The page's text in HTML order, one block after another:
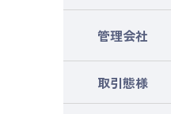
管理会社
取引態様